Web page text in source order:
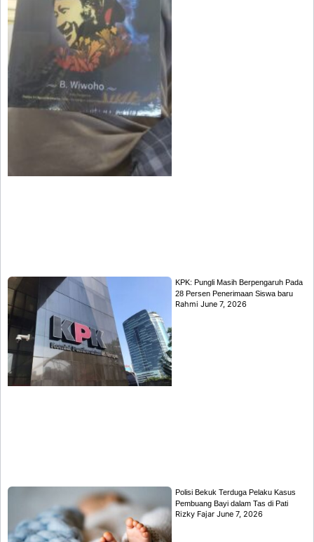
KPK: Pungli Masih Berpengaruh Pada
28 Persen Penerimaan Siswa baru
RahmiJune 7, 2026
Polisi Bekuk Terduga Pelaku Kasus
Pembuang Bayi dalam Tas di Pati
Rizky FajarJune 7, 2026